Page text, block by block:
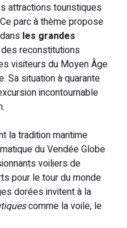
attractions touristiques
parc à thème propose
les grandes
reconstitutions
visiteurs du Moyen Âge
Sa situation à quarante
incontournable
la tradition maritime
du Vendée Globe
voiliers de
pour le tour du monde
dorées invitent à la
comme la voile, le